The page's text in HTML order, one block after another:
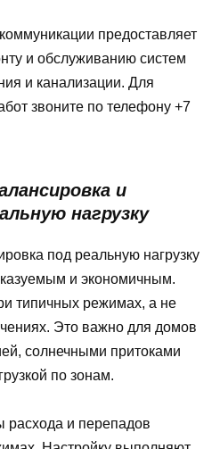
предоставляет
и обслуживанию систем
и канализации. Для
звоните по телефону +7
и
нагрузку
под реальную нагрузку
и экономичным.
типичных режимах, а не
Это важно для домов
солнечными притоками
по зонам.
расхода и перепадов